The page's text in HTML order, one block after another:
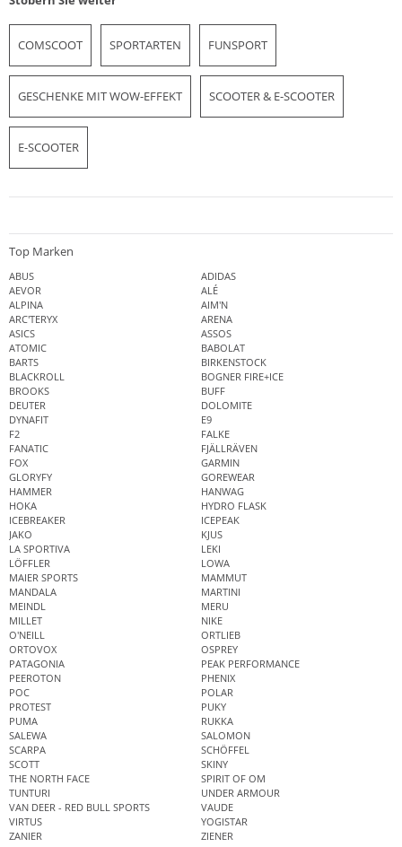
COMSCOOT SPORTARTEN FUNSPORT
GESCHENKE MIT WOW-EFFEKT SCOOTER & E-SCOOTER
E-SCOOTER
Top Marken
ABUS
ADIDAS
AEVOR
ALÉ
ALPINA
AIM'N
ARC'TERYX
ARENA
ASICS
ASSOS
ATOMIC
BABOLAT
BARTS
BIRKENSTOCK
BLACKROLL
BOGNER FIRE+ICE
BROOKS
BUFF
DEUTER
DOLOMITE
DYNAFIT
E9
F2
FALKE
FANATIC
FJÄLLRÄVEN
FOX
GARMIN
GLORYFY
GOREWEAR
HAMMER
HANWAG
HOKA
HYDRO FLASK
ICEBREAKER
ICEPEAK
JAKO
KJUS
LA SPORTIVA
LEKI
LÖFFLER
LOWA
MAIER SPORTS
MAMMUT
MANDALA
MARTINI
MEINDL
MERU
MILLET
NIKE
O'NEILL
ORTLIEB
ORTOVOX
OSPREY
PATAGONIA
PEAK PERFORMANCE
PEEROTON
PHENIX
POC
POLAR
PROTEST
PUKY
PUMA
RUKKA
SALEWA
SALOMON
SCARPA
SCHÖFFEL
SCOTT
SKINY
THE NORTH FACE
SPIRIT OF OM
TUNTURI
UNDER ARMOUR
VAN DEER - RED BULL SPORTS
VAUDE
VIRTUS
YOGISTAR
ZANIER
ZIENER